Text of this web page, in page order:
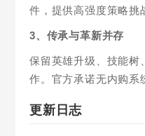
件，提供高强度策略挑
3、传承与革新并存
保留英雄升级、技能树
作。官方承诺无内购系
更新日志